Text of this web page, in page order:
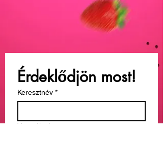
Érdeklődjön most!
Keresztnév *
Vezetéknév